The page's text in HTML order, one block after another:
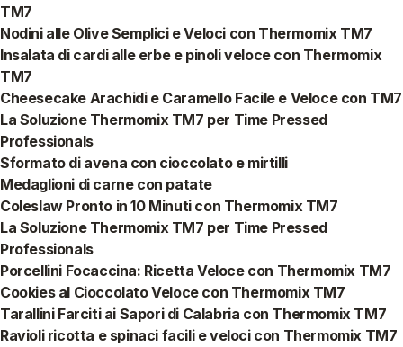
TM7
Nodini alle Olive Semplici e Veloci con Thermomix TM7
Insalata di cardi alle erbe e pinoli veloce con Thermomix
TM7
Cheesecake Arachidi e Caramello Facile e Veloce con TM7
La Soluzione Thermomix TM7 per Time Pressed
Professionals
Sformato di avena con cioccolato e mirtilli
Medaglioni di carne con patate
Coleslaw Pronto in 10 Minuti con Thermomix TM7
La Soluzione Thermomix TM7 per Time Pressed
Professionals
Porcellini Focaccina: Ricetta Veloce con Thermomix TM7
Cookies al Cioccolato Veloce con Thermomix TM7
Tarallini Farciti ai Sapori di Calabria con Thermomix TM7
Ravioli ricotta e spinaci facili e veloci con Thermomix TM7